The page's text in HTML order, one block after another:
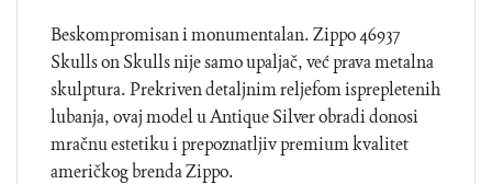
Beskompromisan i monumentalan. Zippo 46937
Skulls on Skulls nije samo upaljač, već prava metalna
skulptura. Prekriven detaljnim reljefom isprepletenih
lubanja, ovaj model u Antique Silver obradi donosi
mračnu estetiku i prepoznatljiv premium kvalitet
američkog brenda Zippo.